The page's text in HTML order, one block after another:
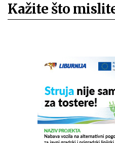
Kažite što